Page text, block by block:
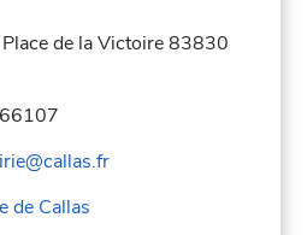
Place de la Victoire 83830
de Callas